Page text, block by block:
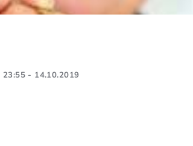
23:55 - 14.10.2019